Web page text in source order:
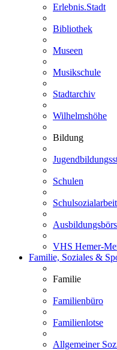
Erlebnis.Stadt
Bibliothek
Museen
Musikschule
Stadtarchiv
Wilhelmshöhe
Bildung
Schulen
Schulsozialarbeit
VHS Hemer-
Familie, Soziales &
Familie
Familienbüro
Familienlotse
Allgemeiner